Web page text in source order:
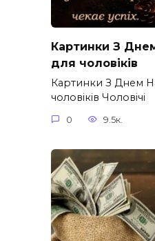
Картинки З
для чоловіків​
Картинки З Днем
чоловіків​ Чоловічі
0 9.5к.